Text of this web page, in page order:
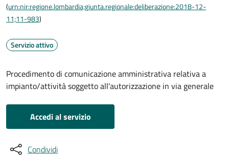
(urn:nir:regione.lombardia;giunta.regionale:deliberazione:2018-12-
11;11-983)
Servizio attivo
Procedimento di comunicazione amministrativa relativa a
impianto/attività soggetto all'autorizzazione in via generale
Accedi al servizio
Condividi